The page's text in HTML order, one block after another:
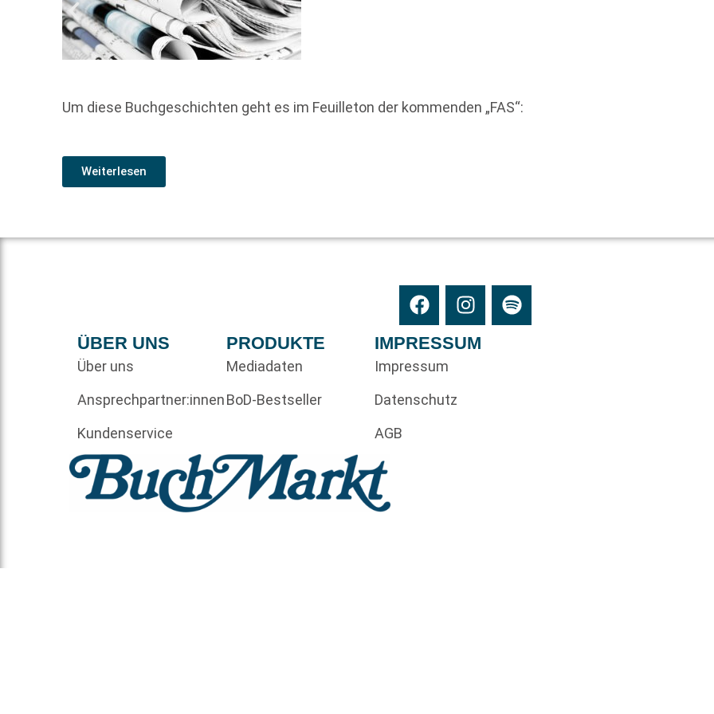
Um diese Buchgeschichten geht es im Feuilleton der kommenden „FAS“:
Weiterlesen
ÜBER UNS
Über uns
Ansprechpartner:innen
Kundenservice
PRODUKTE
Mediadaten
BoD-Bestseller
IMPRESSUM
Impressum
Datenschutz
AGB